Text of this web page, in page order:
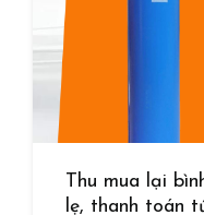
Thu mua lại
lẹ, thanh toán